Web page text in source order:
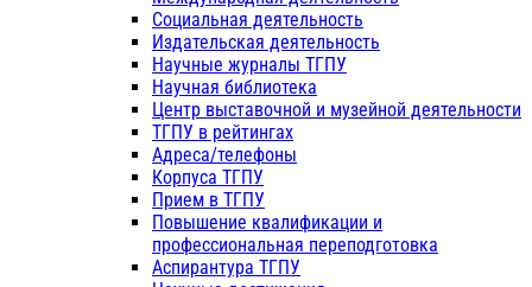
Социальная деятельность
Издательская деятельность
Научные журналы ТГПУ
Научная библиотека
Центр выставочной и музейной деятельности
ТГПУ в рейтингах
Адреса/телефоны
Корпуса ТГПУ
Прием в ТГПУ
Повышение квалификации и
профессиональная переподготовка
Аспирантура ТГПУ